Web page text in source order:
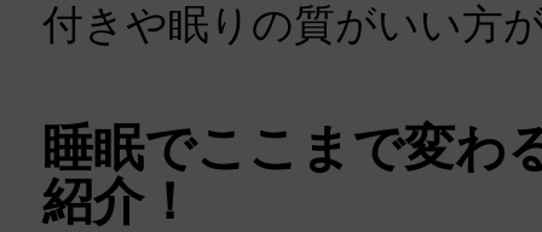
付きや眠りの質がいい方
睡眠でここまで変わ
紹介！